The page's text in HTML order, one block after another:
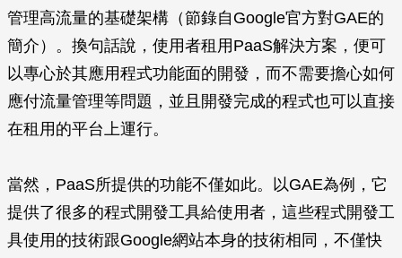
管理高流量的基礎架構（節錄自Google官方對GAE的
簡介）。換句話說，使用者租用PaaS解決方案，便可
以專心於其應用程式功能面的開發，而不需要擔心如何
應付流量管理等問題，並且開發完成的程式也可以直接
在租用的平台上運行。
當然，PaaS所提供的功能不僅如此。以GAE為例，它
提供了很多的程式開發工具給使用者，這些程式開發工
具使用的技術跟Google網站本身的技術相同，不僅快